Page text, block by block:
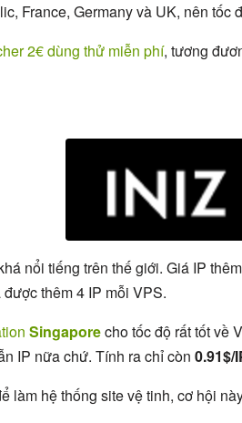
France, Germany và UK, nên tốc
2€ dùng thử miễn phí, tương
nổi tiếng trên thế giới. Giá IP
thêm 4 IP mỗi VPS.
Singaporecho tốc độ rất tốt về
IP nữa chứ. Tính ra chỉ còn 0.91$/
làm hệ thống site vệ tinh, cơ hội